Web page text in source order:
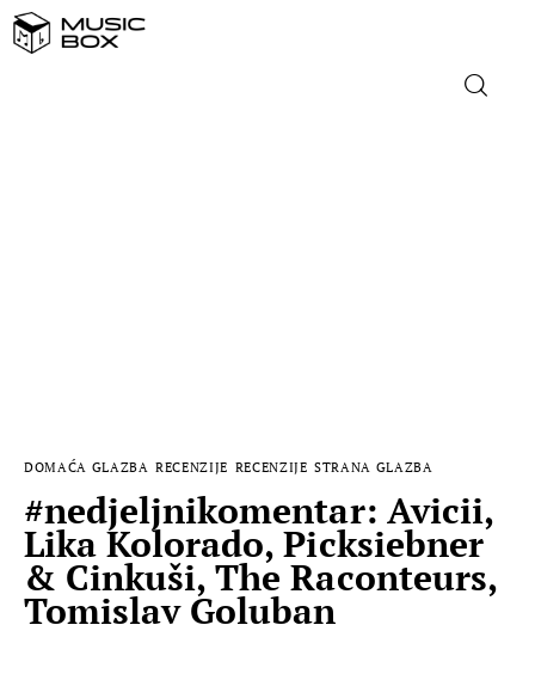
DOMAĆA GLAZBA RECENZIJE RECENZIJE STRANA GLAZBA
#nedjeljnikomentar: Avicii,
Lika Kolorado, Picksiebner
& Cinkuši, The Raconteurs,
Tomislav Goluban